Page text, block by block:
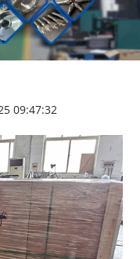
09:47:32